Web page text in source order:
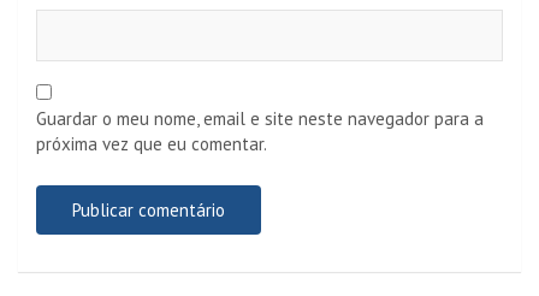
Guardar o meu nome, email e site neste navegador para a
próxima vez que eu comentar.